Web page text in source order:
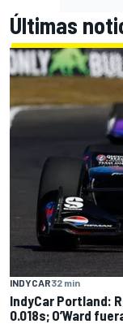
Últimas
INDYCAR32 min
IndyCar Portland:
0.018s; O’Ward